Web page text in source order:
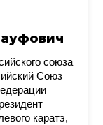
союза
Союз
каратэ,